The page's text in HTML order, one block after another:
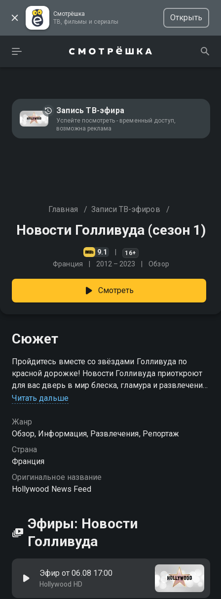
Смотрёшка
ТВ, фильмы и сериалы
Открыть
Запись ТВ-эфира
Успейте посмотреть - временный доступ,
возможна реклама
Главная / Записи ТВ-эфиров /
Новости Голливуда (сезон 1)
9.1 16+
Франция 2012 – 2023 Обзор
Смотреть
Сюжет
Пройдитесь вместе со звёздами Голливуда по
красной дорожке! Новости Голливуда приоткроют
для вас дверь в мир блеска, гламура и развлечений!
Вы узнаете всё первыми!
Посмотреть онлайн 1 сезон сериала Новости
Голливуда вы можете совершенно бесплатно в
хорошем HD качестве на Смотрёшке
Читать дальше
Жанр
Обзор, Информация, Развлечения, Репортаж
Страна
Франция
Оригинальное название
Hollywood News Feed
Эфиры: Новости
Голливуда
Эфир от 06.08 17:00
Hollywood HD